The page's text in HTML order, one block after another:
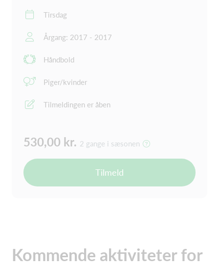
Tirsdag
Årgang: 2017 - 2017
Håndbold
Piger/kvinder
Tilmeldingen er åben
530,00 kr. 2 gange i sæsonen
Tilmeld
Kommende aktiviteter for